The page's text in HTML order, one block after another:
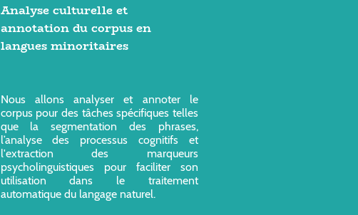
Analyse culturelle et
annotation du corpus en
langues minoritaires
Nous allons analyser et annoter le
corpus pour des tâches spécifiques telles
que la segmentation des phrases,
l’analyse des processus cognitifs et
l'extraction des marqueurs
psycholinguistiques pour faciliter son
utilisation dans le traitement
automatique du langage naturel.